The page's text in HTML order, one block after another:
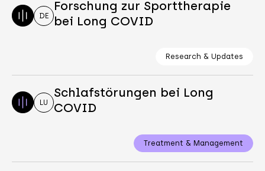
DE
Forschung zur Sporttherapie
bei Long COVID
Research & Updates
LU
Schlafstörungen bei Long
COVID
Treatment & Management